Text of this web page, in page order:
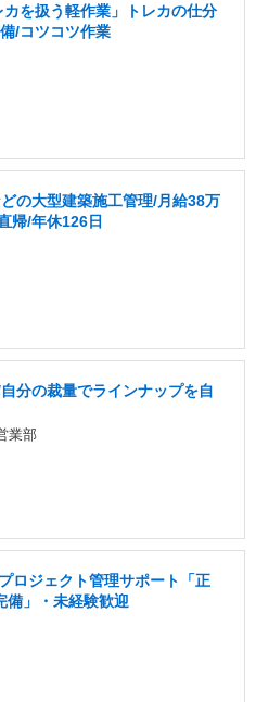
カを扱う軽作業」トレカの仕分
/コツコツ作業
の大型建築施工管理/月給38万
帰/年休126日
分の裁量でラインナップを自
業部
ロジェクト管理サポート「正
備」・未経験歓迎